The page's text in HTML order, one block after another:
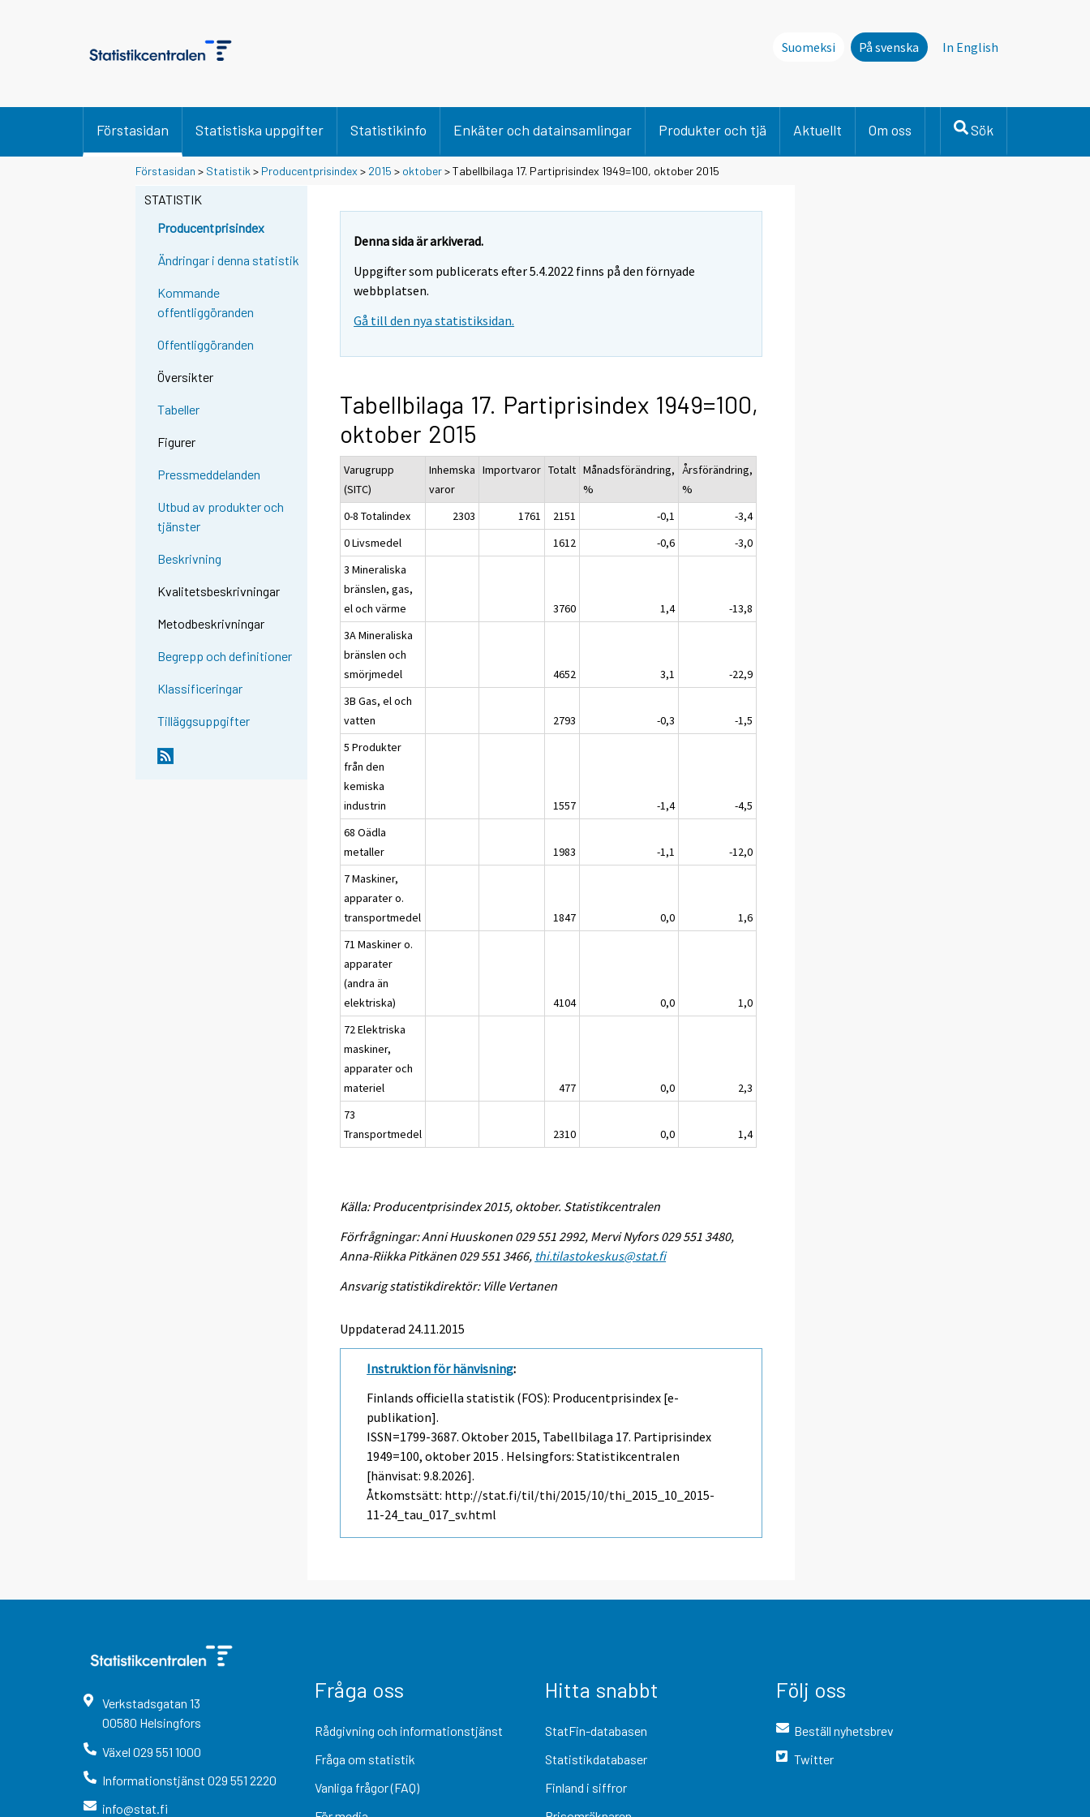
Suomeksi På svenska In English
Förstasidan Statistiska uppgifter Statistikinfo Enkäter och datainsamlingar Produkter och tjä Aktuellt Om oss Sök
Förstasidan > Statistik > Producentprisindex > 2015 > oktober> Tabellbilaga 17. Partiprisindex 1949=100, oktober 2015
STATISTIK
Producentprisindex
Ändringar i denna statistik
Kommande
offentliggöranden
Offentliggöranden
Översikter
Tabeller
Figurer
Pressmeddelanden
Utbud av produkter och
tjänster
Beskrivning
Kvalitetsbeskrivningar
Metodbeskrivningar
Begrepp och definitioner
Klassificeringar
Tilläggsuppgifter
Denna sida är arkiverad.
Uppgifter som publicerats efter 5.4.2022 finns på den förnyade
webbplatsen.
Gå till den nya statistiksidan.
Tabellbilaga 17. Partiprisindex 1949=100,
oktober 2015
Varugrupp
(SITC)
Inhemska
varor
Importvaror Totalt Månadsförändring,
%
Årsförändring,
%
0-8 Totalindex
2303 1761 2151 -0,1
-3,4
0 Livsmedel
1612 -0,6
-3,0
3 Mineraliska
bränslen, gas,
el och värme
3760 1,4
-13,8
3A Mineraliska
bränslen och
smörjmedel
4652 3,1
-22,9
3B Gas, el och
vatten
2793 -0,3
-1,5
5 Produkter
från den
kemiska
industrin
1557 -1,4
-4,5
68 Oädla
metaller
1983 -1,1
-12,0
7 Maskiner,
apparater o.
transportmedel
1847 0,0
1,6
71 Maskiner o.
apparater
(andra än
elektriska)
4104 0,0
1,0
72 Elektriska
maskiner,
apparater och
materiel
477 0,0
2,3
73
Transportmedel
2310 0,0 1,4
Källa: Producentprisindex 2015, oktober. Statistikcentralen
Förfrågningar: Anni Huuskonen 029 551 2992, Mervi Nyfors 029 551 3480,
Anna-Riikka Pitkänen 029 551 3466, thi.tilastokeskus@stat.fi
Ansvarig statistikdirektör: Ville Vertanen
Uppdaterad 24.11.2015
Instruktion för hänvisning:
Finlands officiella statistik (FOS): Producentprisindex [e-
publikation].
ISSN=1799-3687.Oktober 2015, Tabellbilaga 17. Partiprisindex
1949=100, oktober 2015 . Helsingfors: Statistikcentralen
[hänvisat: 9.8.2026].
Åtkomstsätt: http://stat.fi/til/thi/2015/10/thi_2015_10_2015-
11-24_tau_017_sv.html
Verkstadsgatan 13
00580 Helsingfors
Växel 029 551 1000
Informationstjänst 029 551 2220
info@stat.fi
Fråga oss
Rådgivning och informationstjänst
Fråga om statistik
Vanliga frågor (FAQ)
Hitta snabbt
StatFin-databasen
Statistikdatabaser
Finland i siffror
Följ oss
Beställ nyhetsbrev
Twitter